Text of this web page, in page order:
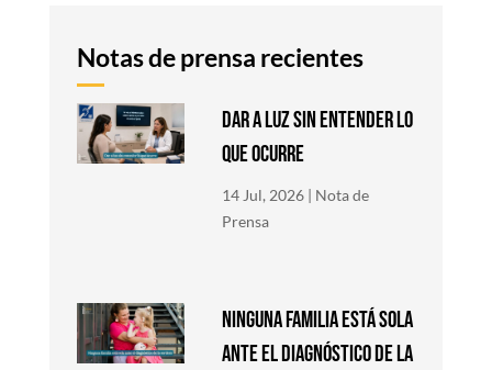
DAR A LUZ SIN ENTENDER LO
QUE OCURRE
14 Jul, 2026 | Nota de
Prensa
NINGUNA FAMILIA ESTÁ SOLA
ANTE EL DIAGNÓSTICO DE LA
Notas de prensa recientes